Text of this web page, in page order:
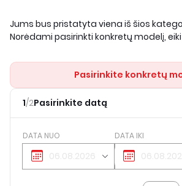
Jums bus pristatyta viena iš šios
Norėdami pasirinkti konkretų modelį,
Pasirinkite konkretų
1/2Pasirinkite datą
DATA NUO DATA IKI